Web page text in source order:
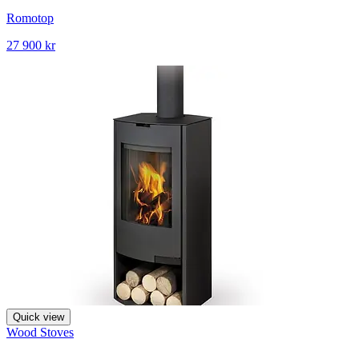
Romotop
27 900 kr
Quick view
Wood Stoves